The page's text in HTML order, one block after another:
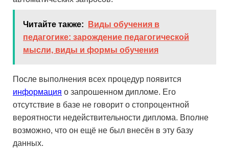
Читайте также:
Виды обучения в
педагогике: зарождение педагогической
мысли, виды и формы обучения
После выполнения всех процедур появится
информация о запрошенном дипломе. Его
отсутствие в базе не говорит о стопроцентной
вероятности недействительности диплома. Вполне
возможно, что он ещё не был внесён в эту базу
данных.